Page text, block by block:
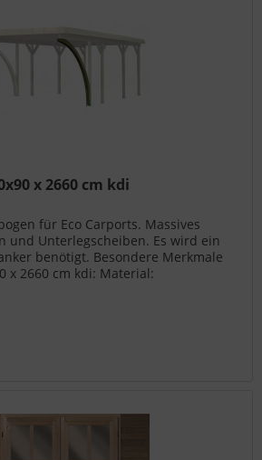
x 2660 cm kdi
für Eco Carports. Massives
und Unterlegscheiben. Es wird ein
benötigt. Besondere Merkmale
x 2660 cm kdi: Material: